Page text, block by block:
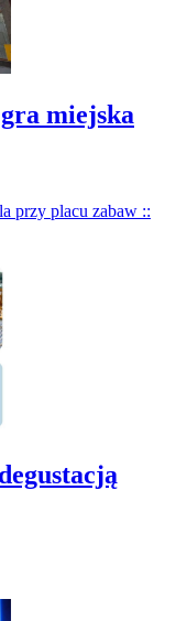
miejska
przy placu zabaw ::